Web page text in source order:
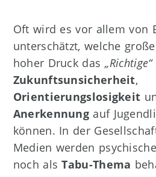
Oft wird es vor allem von
unterschätzt, welche
hoher Druck das „Richtige“
Zukunftsunsicherheit,
Orientierungslosigkeit
Anerkennung auf
können. In der
Medien werden
noch alsTabu-Thema